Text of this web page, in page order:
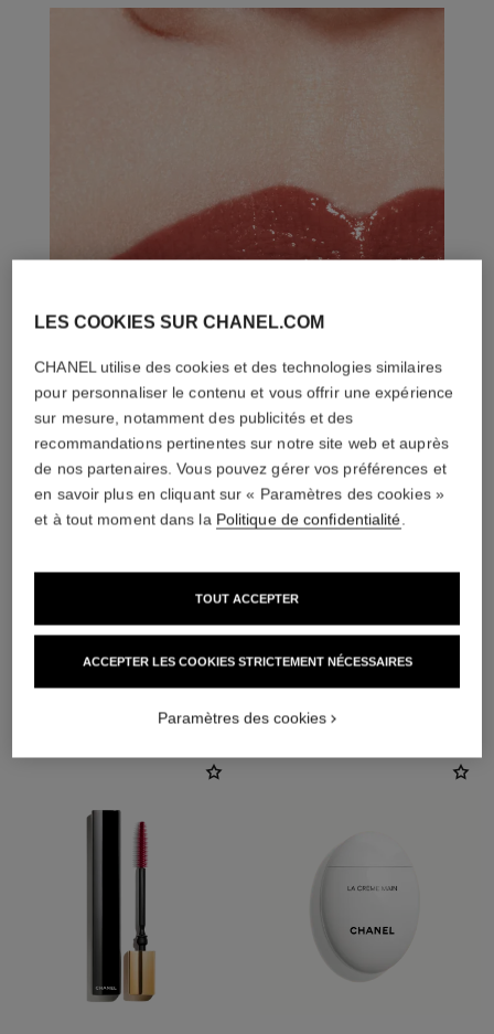
LES COOKIES SUR CHANEL.COM
CHANEL utilise des cookies et des technologies similaires
pour personnaliser le contenu et vous offrir une expérience
sur mesure, notamment des publicités et des
recommandations pertinentes sur notre site web et auprès
de nos partenaires. Vous pouvez gérer vos préférences et
en savoir plus en cliquant sur « Paramètres des cookies »
et à tout moment dans la Politique de confidentialité.
ACCEPTER LES COOKIES STRICTEMENT NÉCESSAIRES
TOUT ACCEPTER
Paramètres des cookies